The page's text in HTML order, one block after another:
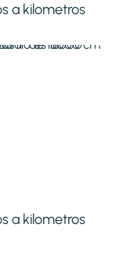
a kilometros
a kilometros